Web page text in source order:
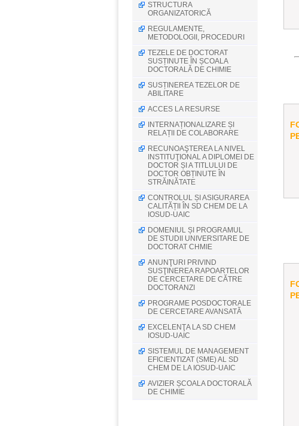
STRUCTURA
ORGANIZATORICĂ
REGULAMENTE,
METODOLOGII, PROCEDURI
TEZELE DE DOCTORAT
SUSȚINUTE ÎN ȘCOALA
DOCTORALĂ DE CHIMIE
SUSȚINEREA TEZELOR DE
ABILITARE
ACCES LA RESURSE
INTERNAȚIONALIZARE ȘI
RELAȚII DE COLABORARE
RECUNOAŞTEREA LA NIVEL
INSTITUŢIONAL A DIPLOMEI DE
DOCTOR ȘI A TITLULUI DE
DOCTOR OBȚINUTE ÎN
STRĂINĂTATE
CONTROLUL ȘI ASIGURAREA
CALITĂȚII ÎN SD CHEM DE LA
IOSUD-UAIC
DOMENIUL ȘI PROGRAMUL
DE STUDII UNIVERSITARE DE
DOCTORAT CHMIE
ANUNŢURI PRIVIND
SUSŢINEREA RAPOARTELOR
DE CERCETARE DE CĂTRE
DOCTORANZI
PROGRAME POSDOCTORALE
DE CERCETARE AVANSATĂ
EXCELENŢA LA SD CHEM
IOSUD-UAIC
SISTEMUL DE MANAGEMENT
EFICIENTIZAT (SME) AL SD
CHEM DE LA IOSUD-UAIC
AVIZIER ȘCOALA DOCTORALĂ
DE CHIMIE